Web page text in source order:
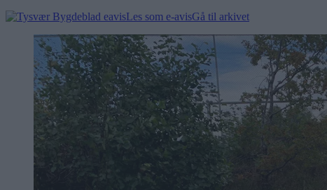
Les som e-avisGå til arkivet